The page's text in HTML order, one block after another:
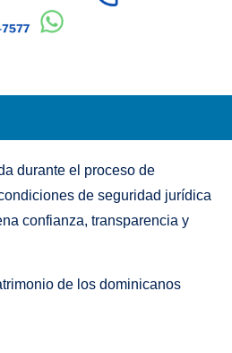
durante el proceso de
de seguridad jurídica
confianza, transparencia y
de los dominicanos